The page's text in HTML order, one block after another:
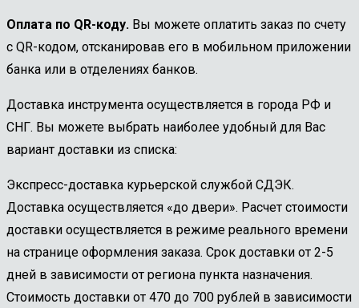
Оплата по QR-коду. Вы можете оплатить заказ по счету
с QR-кодом, отсканировав его в мобильном приложении
банка или в отделениях банков.
Доставка инструмента осуществляется в города РФ и
СНГ. Вы можете выбрать наиболее удобный для Вас
вариант доставки из списка:
Экспресс-доставка курьерской службой СДЭК.
Доставка осуществляется «до двери». Расчет стоимости
доставки осуществляется в режиме реального времени
на странице оформления заказа. Срок доставки от 2-5
дней в зависимости от региона пункта назначения.
Стоимость доставки от 470 до 700 рублей в зависимости